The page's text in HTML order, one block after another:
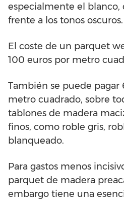
especialmente el
frente a los tonos oscuros.
El coste de un parquet
100 euros por metro
También se puede pagar
metro cuadrado, sobre
tablones de madera
finos, como roble gris,
blanqueado.
Para gastos menos
parquet de madera
embargo tiene una